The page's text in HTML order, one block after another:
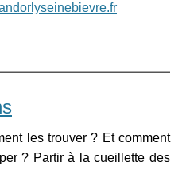
les trouver ? Et comment
? Partir à la cueillette des